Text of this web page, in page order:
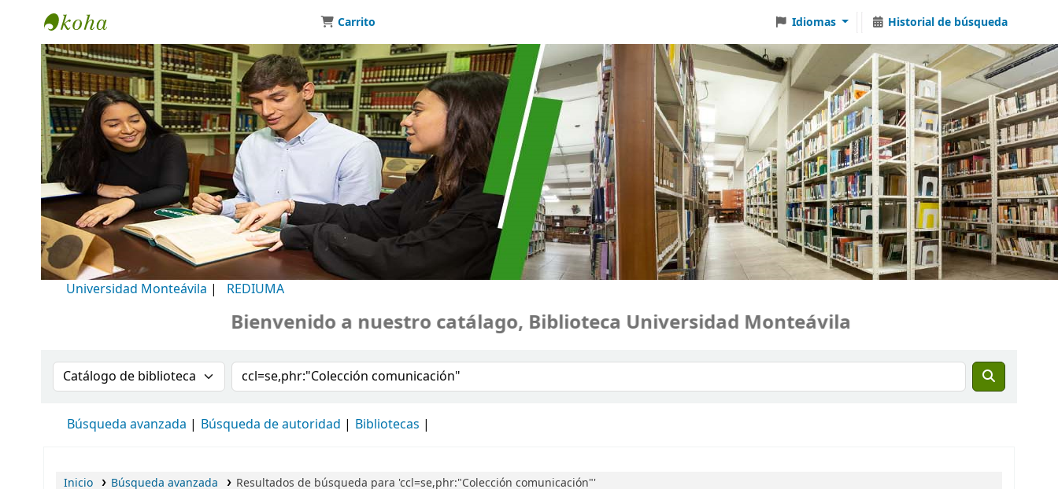
Biblioteca Universidad Monteávila
Carrito Idiomas Historial de búsqueda
Universidad Monteávila | REDIUMA
Bienvenido a nuestro catálago, Biblioteca Universidad Monteávila
Buscar en el catálogo por:Buscar en el catálogo
Búsqueda avanzada Búsqueda de autoridad Bibliotecas
Inicio Búsqueda avanzada Resultados de búsqueda para 'ccl=se,phr:"Colección comunicación"'